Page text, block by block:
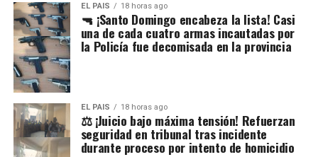
EL PAIS 18 horas ago
🔫 ¡Santo Domingo encabeza la lista! Casi
una de cada cuatro armas incautadas por
la Policía fue decomisada en la provincia
EL PAIS 18 horas ago
⚖️ ¡Juicio bajo máxima tensión! Refuerzan
seguridad en tribunal tras incidente
durante proceso por intento de homicidio